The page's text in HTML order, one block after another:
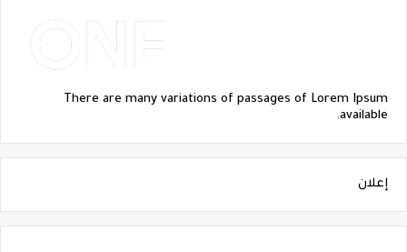
There are many variations of passages of Lorem Ipsum
available.
إعلان